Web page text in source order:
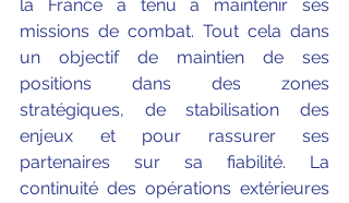
la France a tenu à maintenir ses
missions de combat. Tout cela dans
un objectif de maintien de ses
positions dans des zones
stratégiques, de stabilisation des
enjeux et pour rassurer ses
partenaires sur sa fiabilité. La
continuité des opérations extérieures